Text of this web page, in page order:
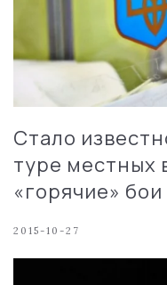
Стало
туре местных
«горячие»
2015-10-27